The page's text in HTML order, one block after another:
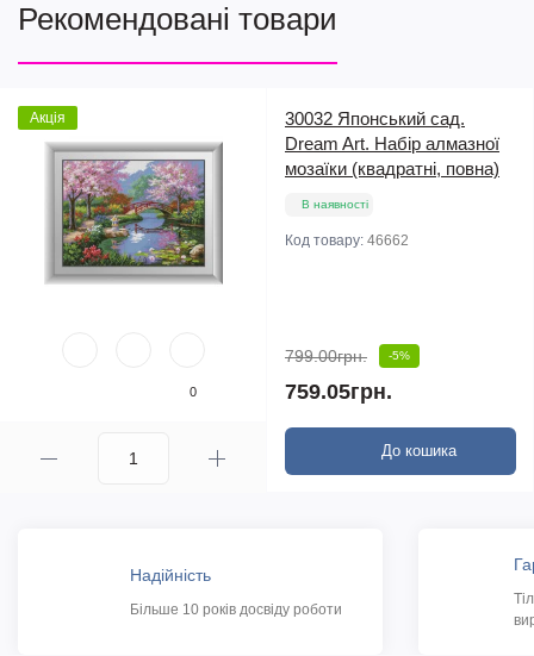
Рекомендовані товари
Акція
0
30032 Японський сад.
Dream Art. Набір алмазної
мозаїки (квадратні, повна)
В наявності
Код товару: 46662
799.00грн. -5%
759.05грн.
До кошика
Надійність
Більше 10 років досвіду роботи